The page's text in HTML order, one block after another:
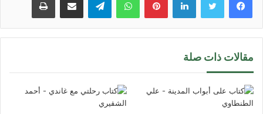
مقالات ذات صلة